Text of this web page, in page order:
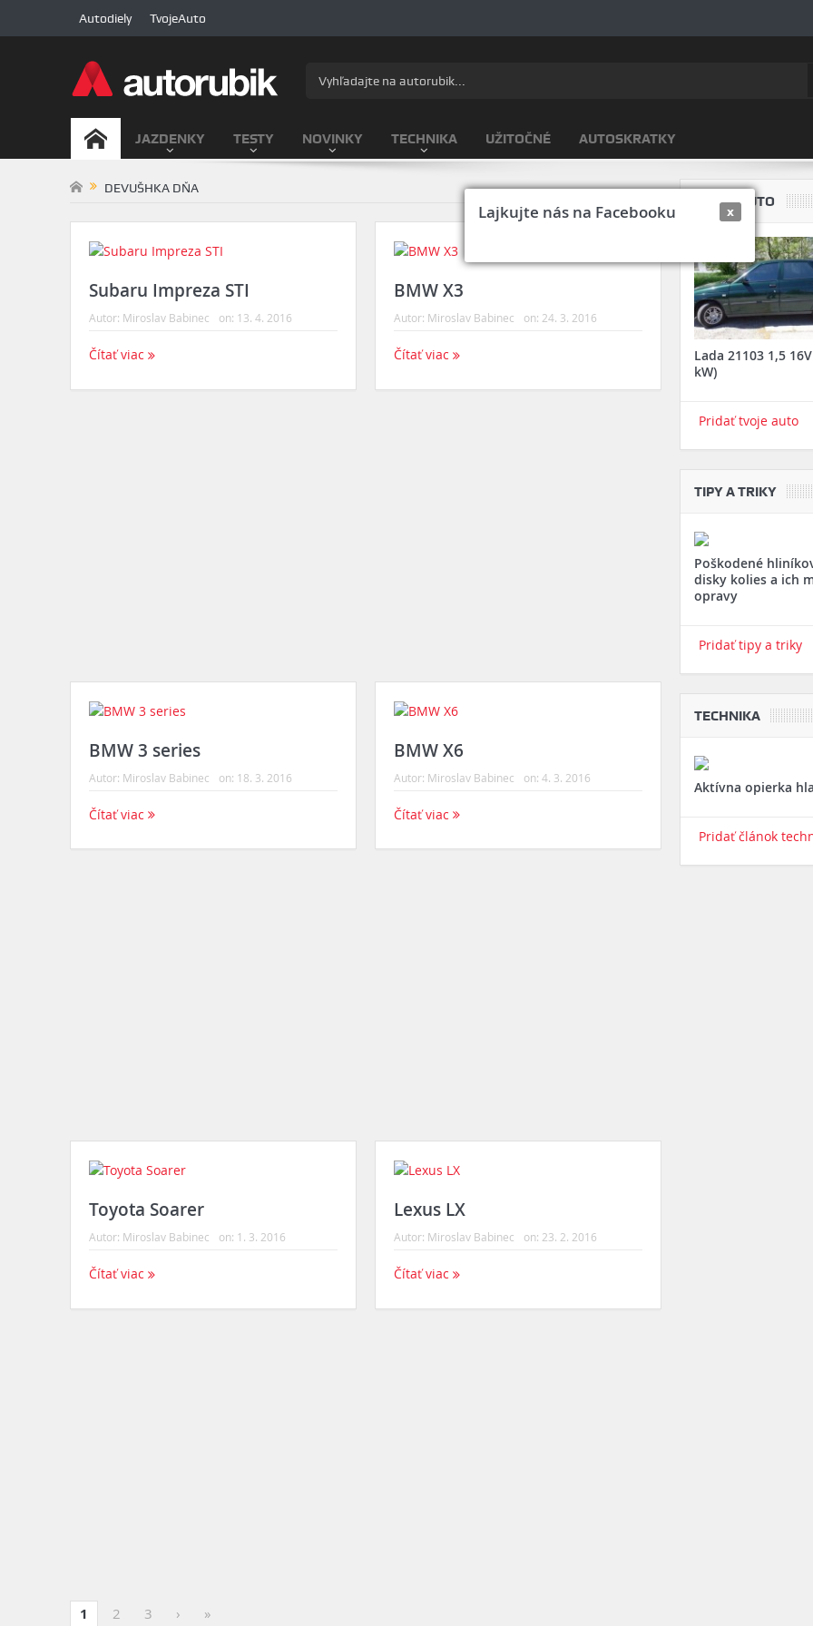
Lajkujte nás na Facebooku x
Autodiely TvojeAuto
JAZDENKY TESTY NOVINKY TECHNIKA UŽITOČNÉ AUTOSKRATKY
DEVUŠHKA DŇA
Subaru Impreza STI
Autor: Miroslav Babinec on: 13. 4. 2016
Čítať viac
BMW X3
Autor: Miroslav Babinec on: 24. 3. 2016
Čítať viac
BMW 3 series
Autor: Miroslav Babinec on: 18. 3. 2016
Čítať viac
BMW X6
Autor: Miroslav Babinec on: 4. 3. 2016
Čítať viac
Toyota Soarer
Autor: Miroslav Babinec on: 1. 3. 2016
Čítať viac
Lexus LX
Autor: Miroslav Babinec on: 23. 2. 2016
Čítať viac
1 2 3 › »
TVOJE AUTO
Lada 21103 1,5
kW)
Pridať tvoje auto
TIPY A TRIKY
Poškodené
disky kolies a ich
opravy
Pridať tipy a triky
TECHNIKA
Aktívna opierka
Pridať článok